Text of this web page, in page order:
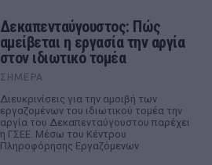
Δεκαπενταύγουστος: Πώς
αμείβεται η εργασία την αργία
στον ιδιωτικό τομέα
ΣΉΜΕΡΑ
Διευκρινίσεις για την αμοιβή των
εργαζομένων του ιδιωτικού τομέα την
αργία του Δεκαπενταύγουστου παρέχει
η ΓΣΕΕ. Μέσω του Κέντρου
Πληροφόρησης Εργαζόμενων